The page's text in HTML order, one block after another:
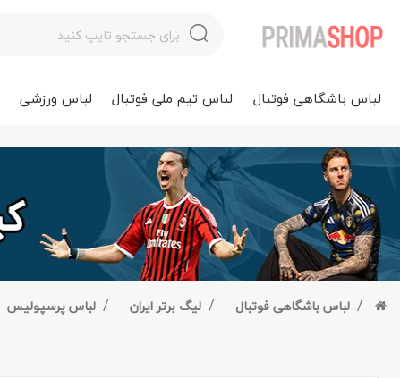
لباس باشگاهی فوتبال لباس تیم ملی فوتبال لباس ورزشی
لباس باشگاهی فوتبال لیگ برتر ایران لباس پرسپولیس